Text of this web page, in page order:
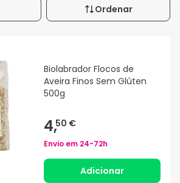
Ordenar
Biolabrador Flocos de
Aveira Finos Sem Glúten
500g
4,50 €
Envio em 24-72h
Adicionar